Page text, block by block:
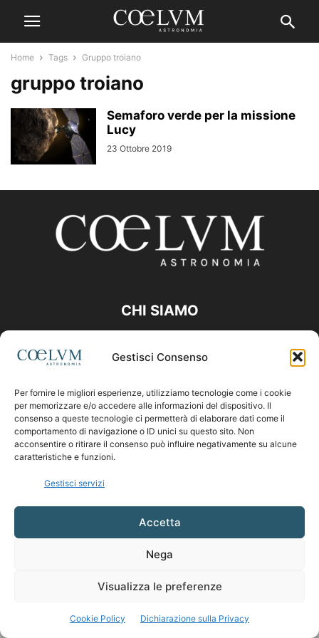
Gestisci Consenso
Per fornire le migliori esperienze, utilizziamo tecnologie come i cookie
per memorizzare e/o accedere alle informazioni del dispositivo. Il
consenso a queste tecnologie ci permetterà di elaborare dati come il
comportamento di navigazione o ID unici su questo sito. Non
acconsentire o ritirare il consenso può influire negativamente su alcune
caratteristiche e funzioni.
Gestisci servizi
Accetta
Nega
Visualizza le preferenze
Cookie Policy Dichiarazione sulla Privacy
Home Tags Gruppo troiano
gruppo troiano
Semaforo verde per la missione
Lucy
23 Ottobre 2019
CHI SIAMO
Contattaci:coelumastro@coelum.com
SEGUICI